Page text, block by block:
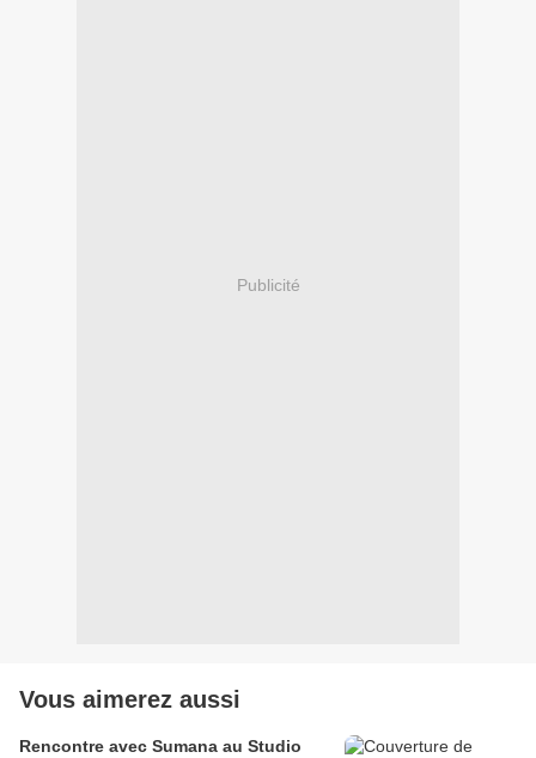
Publicité
Vous aimerez aussi
Rencontre avec Sumana au Studio